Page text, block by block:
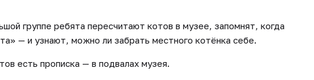
группе ребята пересчитают котов в музее, запомнят, когда
— и узнают, можно ли забрать местного котёнка себе.
есть прописка — в подвалах музея.